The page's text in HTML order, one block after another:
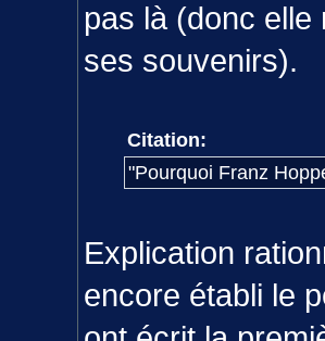
pas là (donc
ses souvenirs).
Citation:
"Pourquoi Franz
Explication
encore établi le